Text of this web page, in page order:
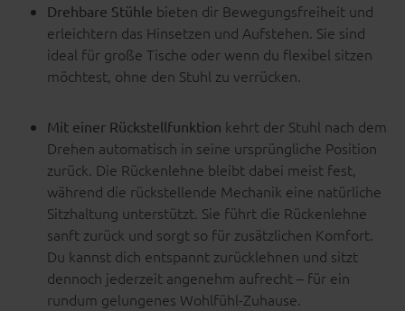
Drehbare Stühle bieten dir Bewegungsfreiheit und
erleichtern das Hinsetzen und Aufstehen. Sie sind
ideal für große Tische oder wenn du flexibel sitzen
möchtest, ohne den Stuhl zu verrücken.
Mit einer Rückstellfunktion kehrt der Stuhl nach dem
Drehen automatisch in seine ursprüngliche Position
zurück. Die Rückenlehne bleibt dabei meist fest,
während die rückstellende Mechanik eine natürliche
Sitzhaltung unterstützt. Sie führt die Rückenlehne
sanft zurück und sorgt so für zusätzlichen Komfort.
Du kannst dich entspannt zurücklehnen und sitzt
dennoch jederzeit angenehm aufrecht – für ein
rundum gelungenes Wohlfühl-Zuhause.